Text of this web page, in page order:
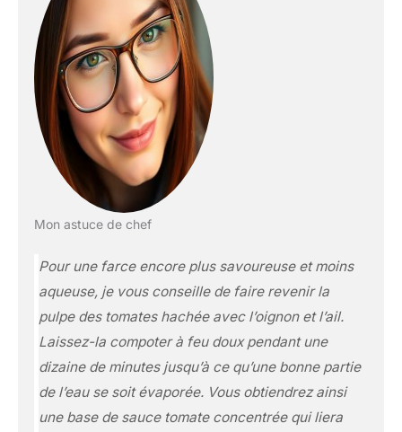
Mon astuce de chef
Pour une farce encore plus savoureuse et moins
aqueuse, je vous conseille de faire revenir la
pulpe des tomates hachée avec l’oignon et l’ail.
Laissez-la compoter à feu doux pendant une
dizaine de minutes jusqu’à ce qu’une bonne partie
de l’eau se soit évaporée. Vous obtiendrez ainsi
une base de sauce tomate concentrée qui liera